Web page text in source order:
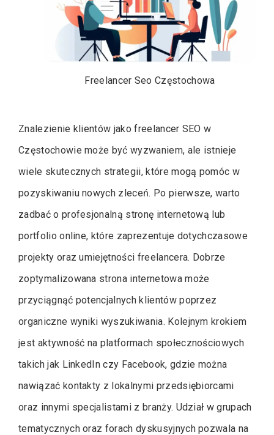
Freelancer Seo Częstochowa
Znalezienie klientów jako freelancer SEO w
Częstochowie może być wyzwaniem, ale istnieje
wiele skutecznych strategii, które mogą pomóc w
pozyskiwaniu nowych zleceń. Po pierwsze, warto
zadbać o profesjonalną stronę internetową lub
portfolio online, które zaprezentuje dotychczasowe
projekty oraz umiejętności freelancera. Dobrze
zoptymalizowana strona internetowa może
przyciągnąć potencjalnych klientów poprzez
organiczne wyniki wyszukiwania. Kolejnym krokiem
jest aktywność na platformach społecznościowych
takich jak LinkedIn czy Facebook, gdzie można
nawiązać kontakty z lokalnymi przedsiębiorcami
oraz innymi specjalistami z branży. Udział w grupach
tematycznych oraz forach dyskusyjnych pozwala na